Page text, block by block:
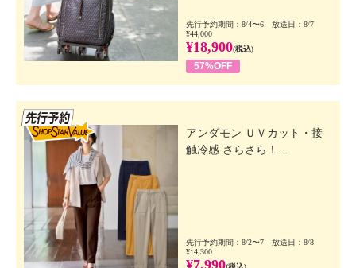
先行予約期間：8/4〜6 放送日：8/7
¥44,000
¥18,900(税込)
57%OFF
アンダモン ＵＶカット・接
触冷感 さらさら！...
先行予約期間：8/2〜7 放送日：8/8
¥14,300
¥7,990